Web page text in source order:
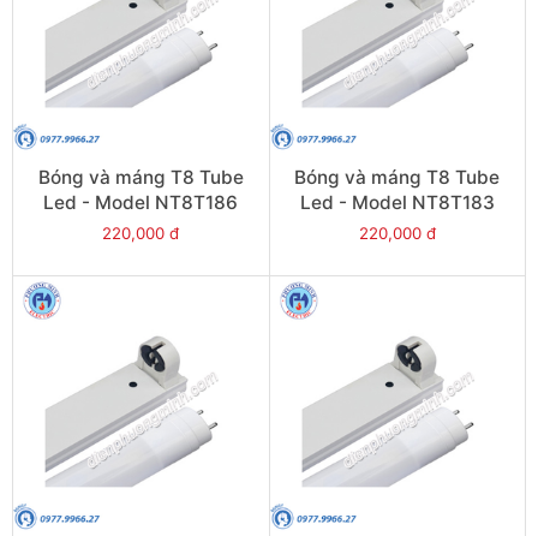
Bóng và máng T8 Tube
Led - Model NT8T186
220,000 đ
Bóng và máng T8 Tube
Led - Model NT8T183
220,000 đ